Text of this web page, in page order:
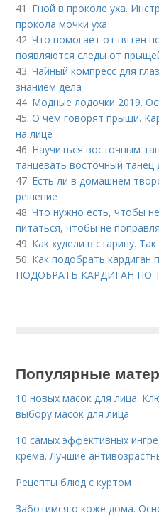
41. Гной в проколе уха.
прокола мочки уха
42.Что помогает от пятен
появляются следы от
43.Чайный компресс для
знанием дела
44. Модные лодочки 2019.
45.О чем говорят прыщи.
на лице
46. Научиться восточным
танцевать восточный танец
47. Есть ли в домашнем
решение
48.Что нужно есть, чтобы
питаться, чтобы не
49. Как худели в старину.
50. Как подобрать
ПОДОБРАТЬ КАРДИГАН ПО
Популярные
10 новых масок для лица.
выбору масок для лица
10 самых эффективных
крема. Лучшие
Рецепты блюд с куртом
Заботимся о коже дома.